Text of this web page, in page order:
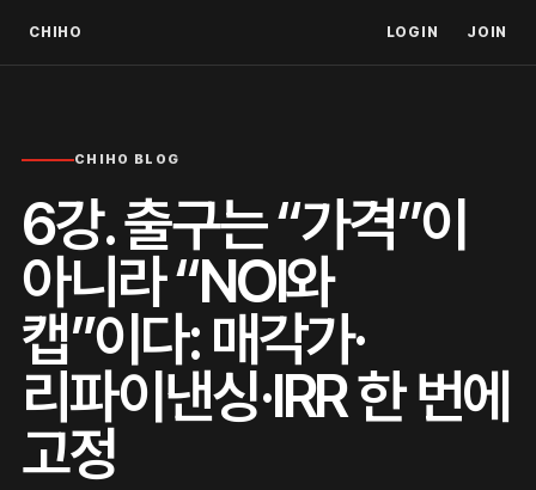
CHIHO LOGIN JOIN
CHIHO BLOG
6강. 출구는 “가격”이
아니라 “NOI와
캡”이다: 매각가·
리파이낸싱·IRR 한 번에
고정